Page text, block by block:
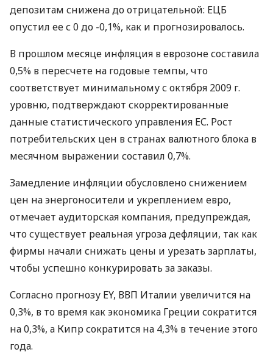
депозитам снижена до отрицательной: ЕЦБ
опустил ее с 0 до -0,1%, как и прогнозировалось.
В прошлом месяце инфляция в еврозоне составила
0,5% в пересчете на годовые темпы, что
соответствует минимальному с октября 2009 г.
уровню, подтверждают скорректированные
данные статистического управления ЕС. Рост
потребительских цен в странах валютного блока в
месячном выражении составил 0,7%.
Замедление инфляции обусловлено снижением
цен на энергоносители и укреплением евро,
отмечает аудиторская компания, предупреждая,
что существует реальная угроза дефляции, так как
фирмы начали снижать цены и урезать зарплаты,
чтобы успешно конкурировать за заказы.
Согласно прогнозу EY, ВВП Италии увеличится на
0,3%, в то время как экономика Греции сократится
на 0,3%, а Кипр сократится на 4,3% в течение этого
года.